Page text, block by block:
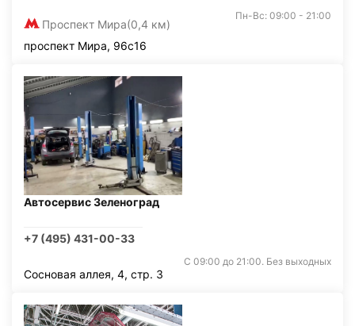
Проспект Мира(0,4 км)
Пн-Вс: 09:00 - 21:00
проспект Мира, 96с16
Автосервис Зеленоград
+7 (495) 431-00-33
С 09:00 до 21:00. Без выходных
Сосновая аллея, 4, стр. 3